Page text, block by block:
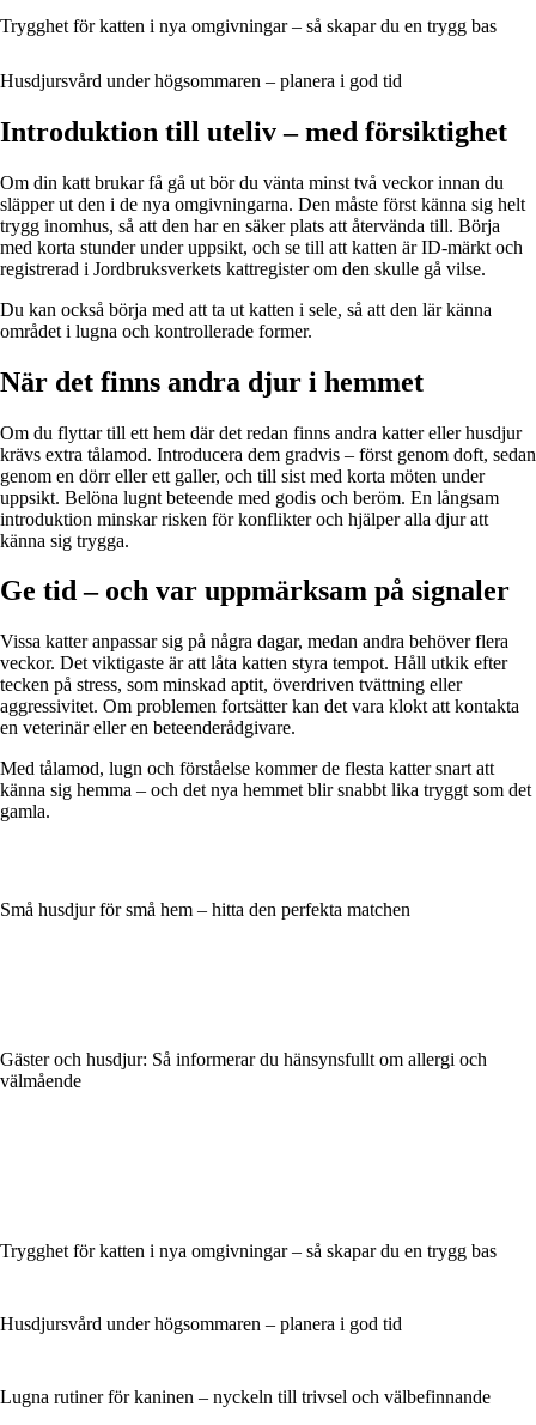
Trygghet för katten i nya omgivningar – så skapar du en trygg bas
Husdjursvård under högsommaren – planera i god tid
Introduktion till uteliv – med försiktighet
Om din katt brukar få gå ut bör du vänta minst två veckor innan du
släpper ut den i de nya omgivningarna. Den måste först känna sig helt
trygg inomhus, så att den har en säker plats att återvända till. Börja
med korta stunder under uppsikt, och se till att katten är ID-märkt och
registrerad i Jordbruksverkets kattregister om den skulle gå vilse.
Du kan också börja med att ta ut katten i sele, så att den lär känna
området i lugna och kontrollerade former.
När det finns andra djur i hemmet
Om du flyttar till ett hem där det redan finns andra katter eller husdjur
krävs extra tålamod. Introducera dem gradvis – först genom doft, sedan
genom en dörr eller ett galler, och till sist med korta möten under
uppsikt. Belöna lugnt beteende med godis och beröm. En långsam
introduktion minskar risken för konflikter och hjälper alla djur att
känna sig trygga.
Ge tid – och var uppmärksam på signaler
Vissa katter anpassar sig på några dagar, medan andra behöver flera
veckor. Det viktigaste är att låta katten styra tempot. Håll utkik efter
tecken på stress, som minskad aptit, överdriven tvättning eller
aggressivitet. Om problemen fortsätter kan det vara klokt att kontakta
en veterinär eller en beteenderådgivare.
Med tålamod, lugn och förståelse kommer de flesta katter snart att
känna sig hemma – och det nya hemmet blir snabbt lika tryggt som det
gamla.
Små husdjur för små hem – hitta den perfekta matchen
Gäster och husdjur: Så informerar du hänsynsfullt om allergi och
välmående
Trygghet för katten i nya omgivningar – så skapar du en trygg bas
Husdjursvård under högsommaren – planera i god tid
Lugna rutiner för kaninen – nyckeln till trivsel och välbefinnande